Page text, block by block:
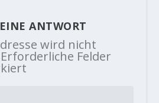
ANTWORT
wird nicht
Erforderliche Felder